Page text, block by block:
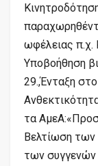
ωφέλειας π.χ.
Υποβοήθηση
29.,Ένταξη
τα
Βελτίωση
των συγγενών